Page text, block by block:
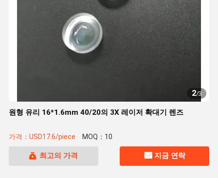
2/3
원형 유리 16*1.6mm 40/20의 3X 레이저 확대기 렌즈
가격：USD17.6/piece MOQ：10
최고의 가격 지금 연락